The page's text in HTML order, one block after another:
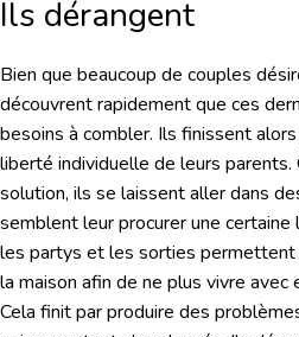
Ils dérangent
Bien que beaucoup de couples
découvrent rapidement que ces
besoins à combler. Ils finissent
liberté individuelle de leurs
solution, ils se laissent aller dans
semblent leur procurer une certaine
les partys et les sorties permettent
la maison afin de ne plus vivre
Cela finit par produire des